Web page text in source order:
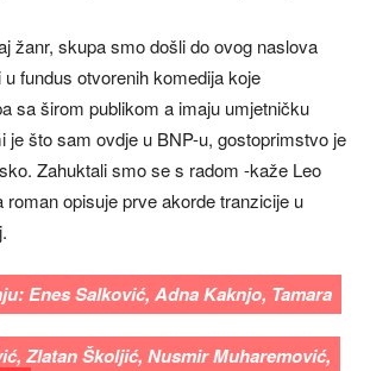
žanr, skupa smo došli do ovog naslova
fundus otvorenih komedija koje
sa širom publikom a imaju umjetničku
je što sam ovdje u BNP-u, gostoprimstvo je
Zahuktali smo se s radom -kaže Leo
roman opisuje prve akorde tranzicije u
Enes Salković, Adna Kaknjo, Tamara
Zlatan Školjić, Nusmir Muharemović,